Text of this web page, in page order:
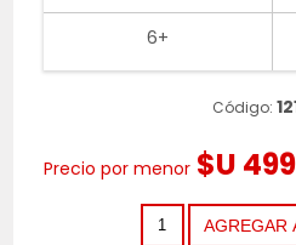
6+
Código:
Precio por menor $U 499